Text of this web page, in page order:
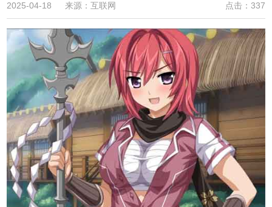
2025-04-18 来源：互联网 点击：337